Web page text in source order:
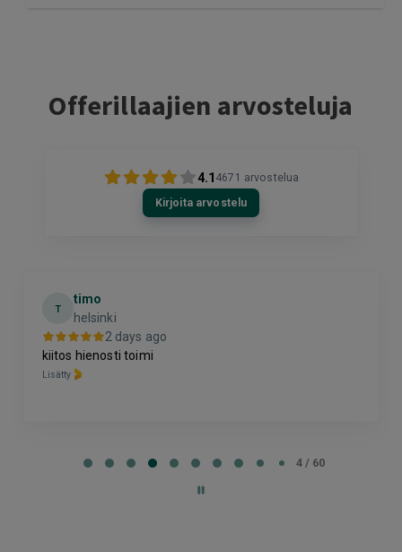
Offerillaajien arvosteluja
4.1 4671 arvostelua
Kirjoita arvostelu
T
timo
helsinki
2 days ago
kiitos hienosti toimi
Lisätty
4 / 60